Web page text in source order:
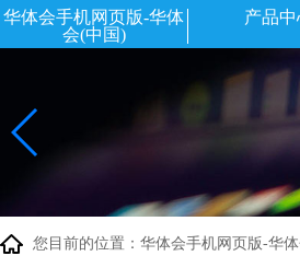
华体会手机网页版-华体
会(中国)
产品
您目前的位置： 华体会手机网页版-华